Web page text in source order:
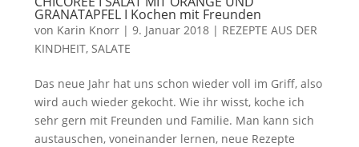
GRANATAPFEL I Kochen mit Freunden
von Karin Knorr| 9. Januar 2018| REZEPTE AUS DER
KINDHEIT, SALATE
Das neue Jahr hat uns schon wieder voll im Griff, also
wird auch wieder gekocht. Wie ihr wisst, koche ich
sehr gern mit Freunden und Familie. Man kann sich
austauschen, voneinander lernen, neue Rezepte